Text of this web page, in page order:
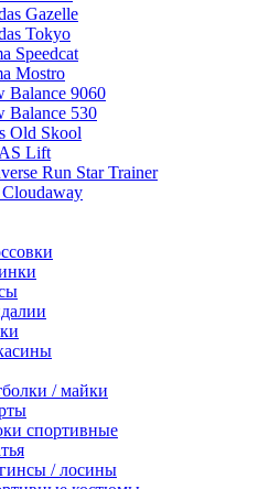
Gazelle
Tokyo
Speedcat
Mostro
Balance 9060
Balance 530
Old Skool
Lift
Run Star Trainer
/ майки
спортивные
/ лосины